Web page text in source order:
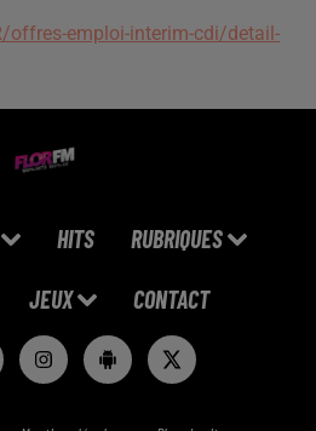
emploi-interim-cdi/detail-
HITS RUBRIQUES
JEUX CONTACT